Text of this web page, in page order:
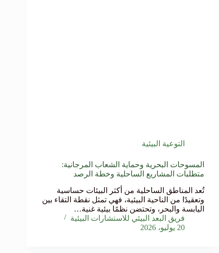
التوعية البيئية
المسوحات البحرية وحماية الشعاب المرجانية:
متطلبات المشاريع الساحلية وخطة الرصد
تُعد المناطق الساحلية من أكثر البيئات حساسية
وتعقيدًا من الناحية البيئية، فهي تمثل نقطة التقاء بين
اليابسة والبحر، وتحتضن نظمًا بيئية غنية…
فريق البعد البيئي للاستشارات البيئية
20 يوليو، 2026